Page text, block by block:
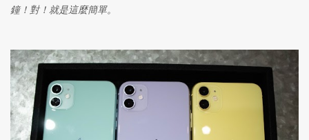
鐘！對！就是這麼簡單。